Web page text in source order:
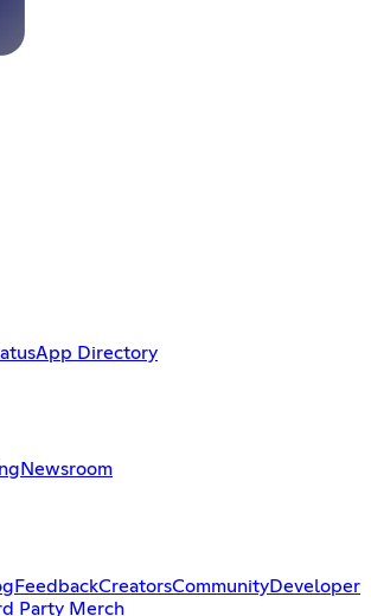
App Directory
Newsroom
FeedbackCreatorsCommunityDeveloper
Party Merch